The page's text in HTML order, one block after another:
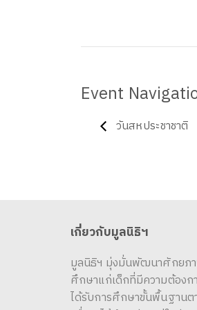
Event
วันสหประชาชาติ
เกี่ยวกับมูลนิธิฯ
มูลนิธิฯ มุ่งมั่นพัฒนาศักยภ
ศึกษาแก่เด็กที่มีความต้องก
ได้รับการศึกษาขั้นพื้นฐาน